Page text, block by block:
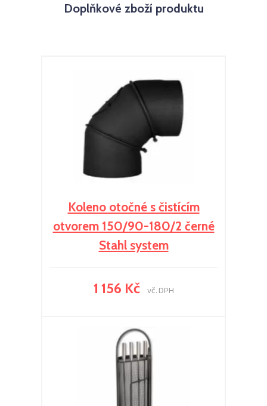
Doplňkové zboží produktu
Koleno otočné s čistícím
otvorem 150/90-180/2 černé
Stahl system
1 156 Kč vč. DPH